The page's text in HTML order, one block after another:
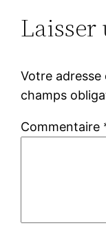
Votre adresse
champs
Commentaire